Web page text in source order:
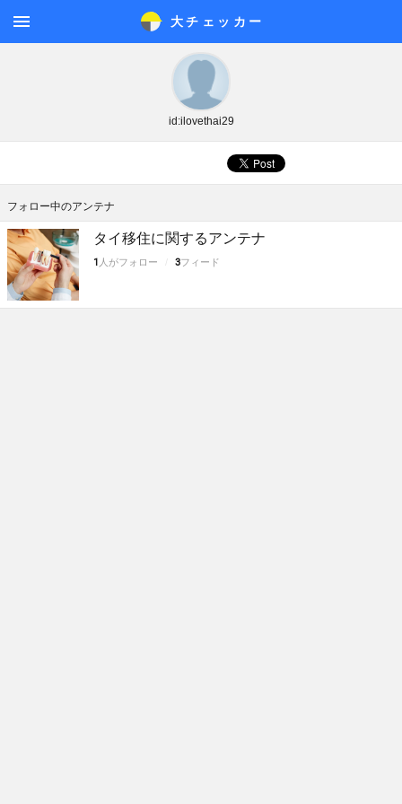
大チェッカ ー
メニ
id:ilovethai29
フォロー中のアンテナ
タイ移住に関するアンテナ
1 人がフォロー 3フィード